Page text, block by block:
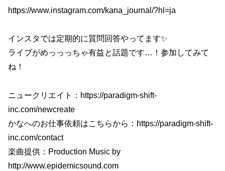
https://www.instagram.com/kana_journal/?hl=ja
インスタでは定期的に質問回答やってます✨
ライブがめっっっちゃ有益と話題です…！参加してみて
ね！
ニュークリエイト：https://paradigm-shift-
inc.com/newcreate
かなへのお仕事依頼はこちらから：https://paradigm-shift-
inc.com/contact
楽曲提供：Production Music by
http://www.epidemicsound.com